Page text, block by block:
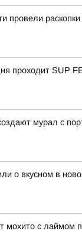
провели
проходит SUP
мурал с
о вкусном в
мохито с лаймом